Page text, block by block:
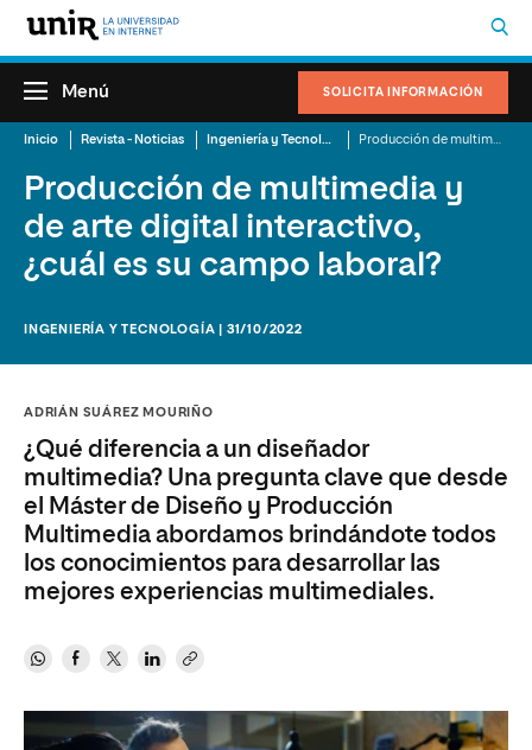
SOLICITA INFORMACIÓN
Menú
Inicio Revista - Noticias Ingeniería y Tecnología
Producción de multimedia y
de arte digital interactivo,
¿cuál es su campo laboral?
INGENIERÍA Y TECNOLOGÍA | 31/10/2022
ADRIÁN SUÁREZ MOURIÑO
¿Qué diferencia a un diseñador
multimedia? Una pregunta clave que desde
el Máster de Diseño y Producción
Multimedia abordamos brindándote todos
los conocimientos para desarrollar las
mejores experiencias multimediales.